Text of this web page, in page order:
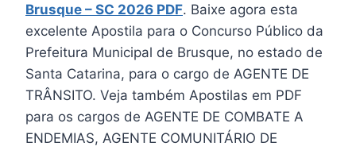
Brusque – SC 2026 PDF. Baixe agora esta
excelente Apostila para o Concurso Público da
Prefeitura Municipal de Brusque, no estado de
Santa Catarina, para o cargo de AGENTE DE
TRÂNSITO. Veja também Apostilas em PDF
para os cargos de AGENTE DE COMBATE A
ENDEMIAS, AGENTE COMUNITÁRIO DE